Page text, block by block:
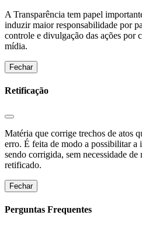
A Transparência tem papel
induzir maior responsabilidade por
controle e divulgação das ações por
mídia.
Fechar
Retificação
Matéria que corrige trechos de atos
erro. É feita de modo a possibilitar a
sendo corrigida, sem necessidade
retificado.
Fechar
Perguntas Frequentes